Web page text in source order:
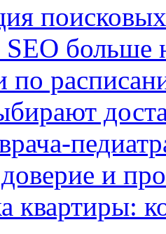
больше
доверие и
квартиры: